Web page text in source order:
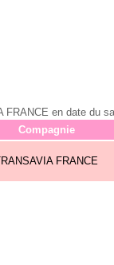
en date du
Compagnie
FRANCE